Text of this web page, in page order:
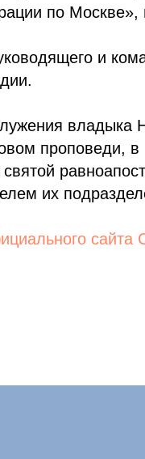
по
и
владыка
проповеди,
святой
их
сайта